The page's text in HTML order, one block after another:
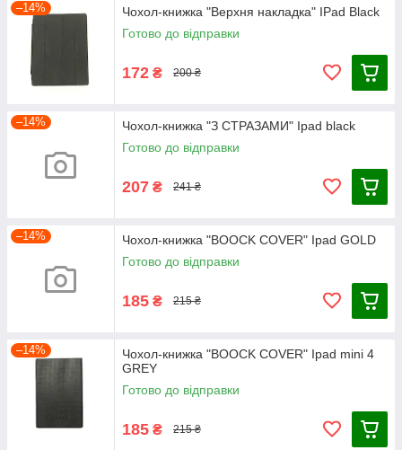
–14%
Чохол-книжка "Верхня накладка" IPad Black
Готово до відправки
172 ₴ 200 ₴
–14%
Чохол-книжка "З СТРАЗАМИ" Ipad black
Готово до відправки
207 ₴ 241 ₴
–14%
Чохол-книжка "BOOCK COVER" Ipad GOLD
Готово до відправки
185 ₴ 215 ₴
–14%
Чохол-книжка "BOOCK COVER" Ipad mini 4
GREY
Готово до відправки
185 ₴ 215 ₴